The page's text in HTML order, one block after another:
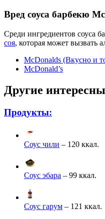
Вред соуса барбекю
Среди ингредиентов соуса
соя, которая может вызвать
McDonalds (Вкусно и
McDonald’s
Другие
Продукты:
Соус чили – 120 ккал.
Соус эбара – 99 ккал.
Соус гарум – 121 ккал.